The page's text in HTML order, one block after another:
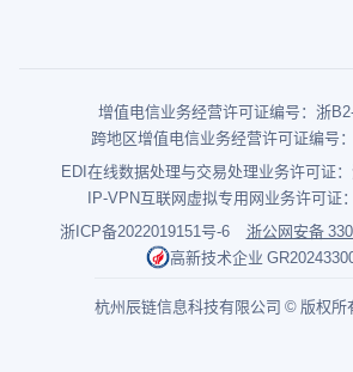
增值电信业务经营许可证编号：浙
跨地区增值电信业务经营许可证编号
EDI在线数据处理与交易处理业务许可证
IP-VPN互联网虚拟专用网业务许可证
浙ICP备2022019151号-6
浙公网安备
高新技术企业
杭州辰链信息科技有限公司 © 版权所